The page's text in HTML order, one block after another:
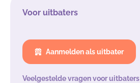
Voor uitbaters
Aanmelden als uitbater
Veelgestelde vragen voor uitbaters